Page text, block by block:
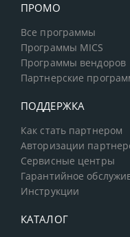
ПРОМО
Все программы
Программы MICS
Программы вендоров
Партнерские
ПОДДЕРЖКА
Как стать партнером
Авторизации
Сервисные центры
Гарантийное
Инструкции
КАТАЛОГ